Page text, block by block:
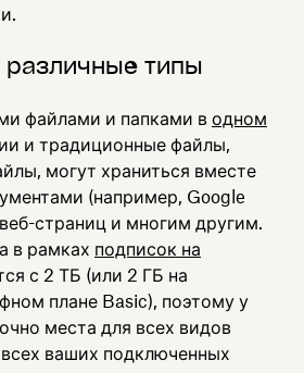
различные типы
файлами и папками в одном
и традиционные файлы,
могут храниться вместе
(например, Google
страниц и многим другим.
в рамках подписок на
с 2 ТБ (или 2 ГБ на
плане Basic), поэтому у
места для всех видов
ваших подключенных